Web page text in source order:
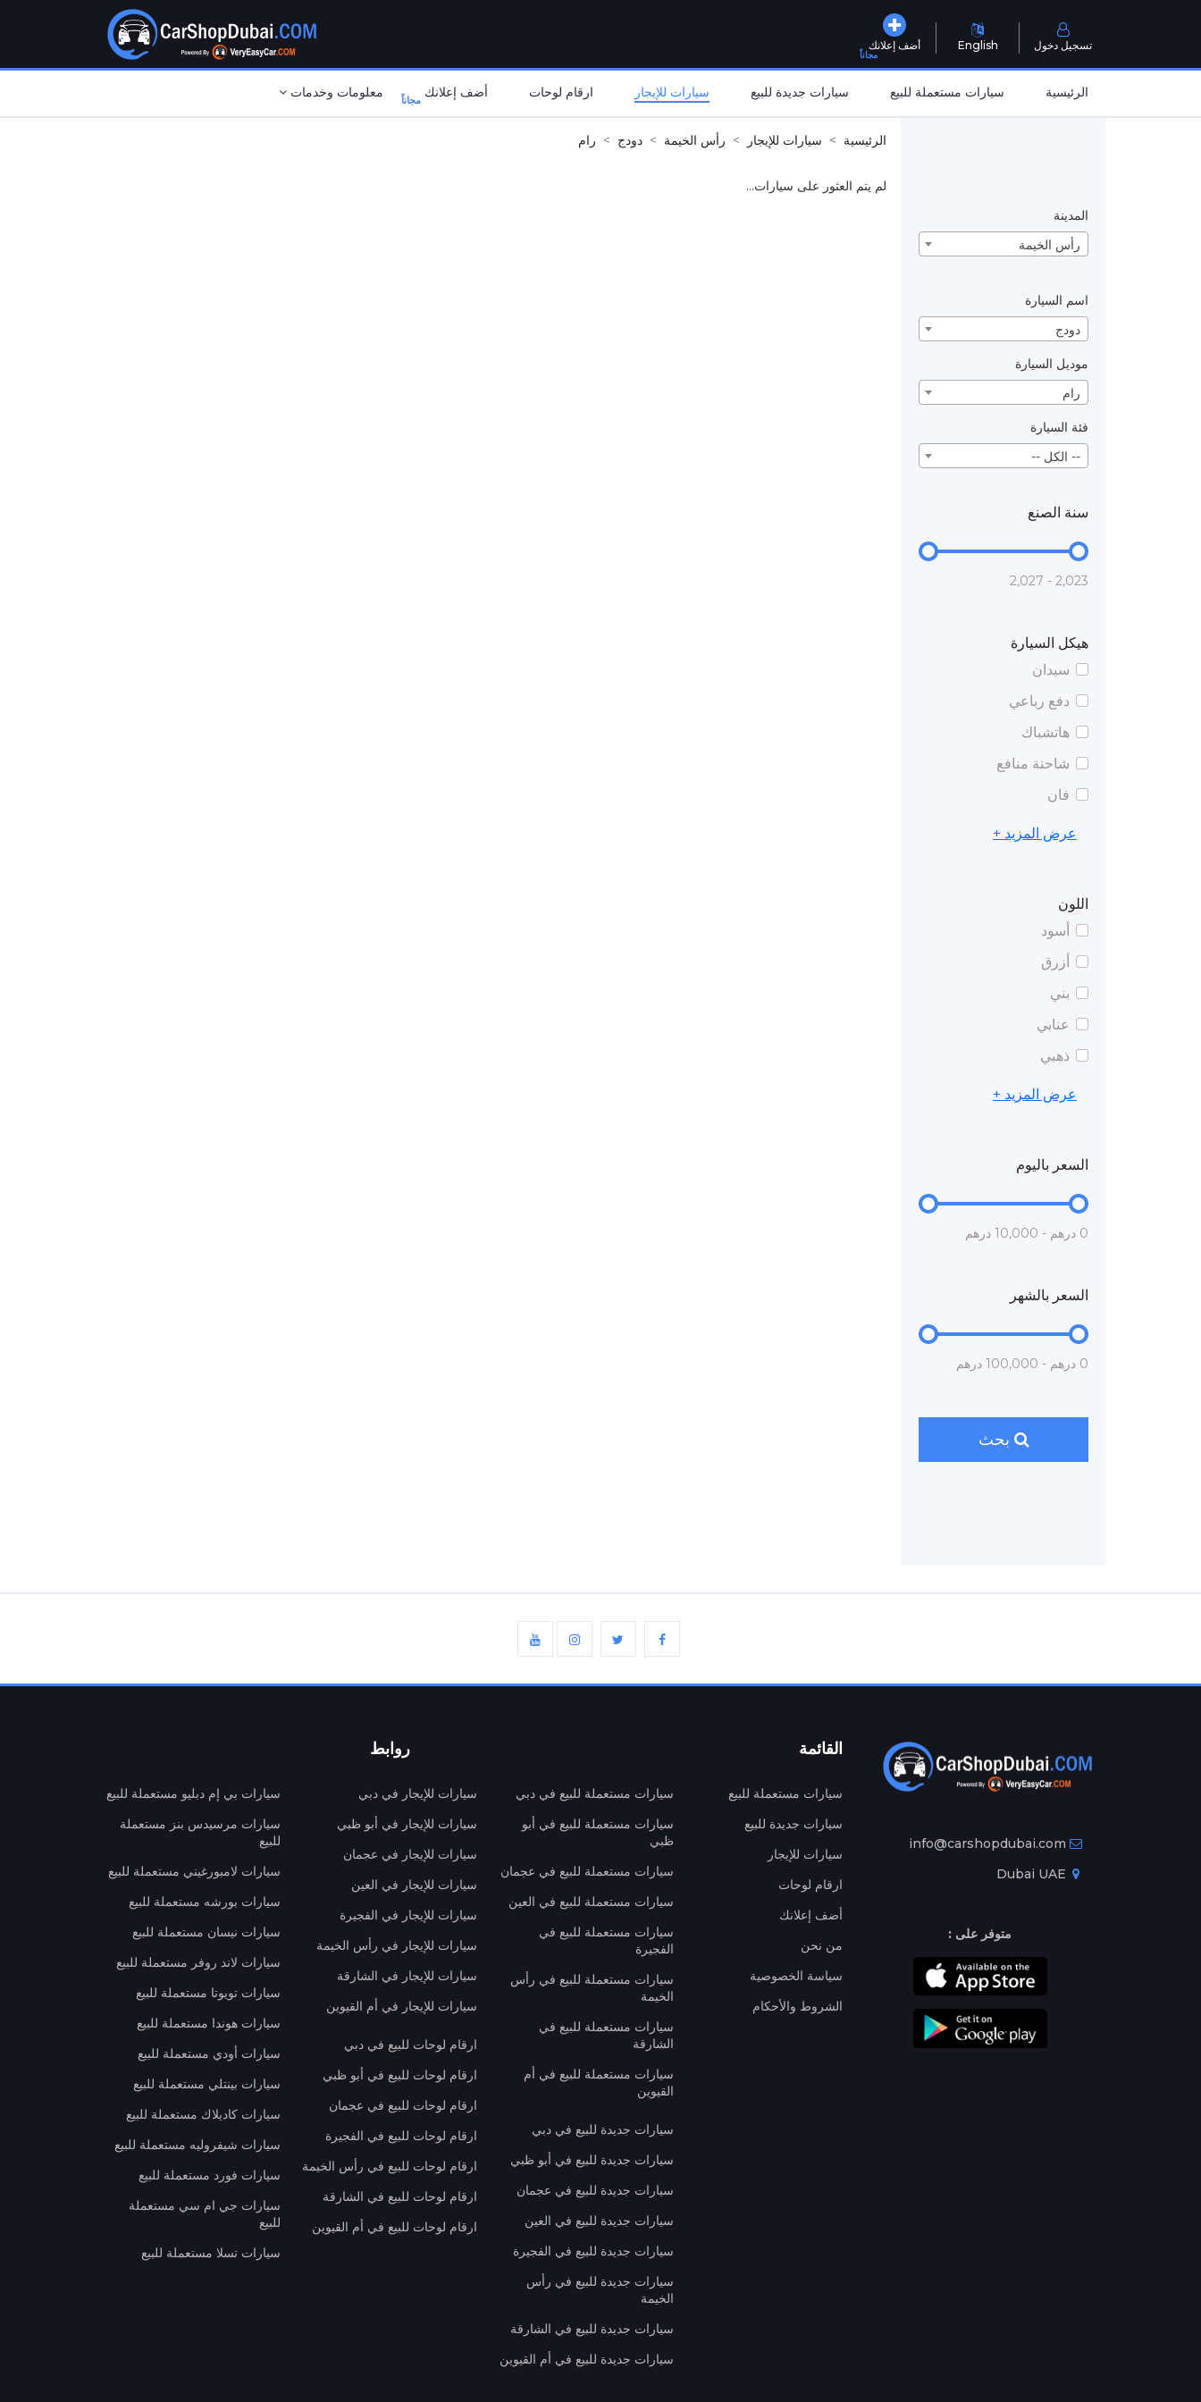
أضف إعلانك
مجاناً
English تسجيل دخول
الرئيسية سيارات مستعملة للبيع سيارات جديدة للبيع سيارات للإيجار ارقام لوحات أضف إعلانك مجاناً معلومات وخدمات
المدينة
رأس الخيمة
اسم السيارة
دودج
موديل السيارة
رام
فئة السيارة
-- الكل --
سنة الصنع
2,023 - 2,027
هيكل السيارة
سيدان
دفع رباعي
هاتشباك
شاحنة منافع
فان
عرض المزيد +
اللون
أسود
أزرق
بني
عنابي
ذهبي
عرض المزيد +
السعر باليوم
0 درهم - 10,000 درهم
السعر بالشهر
0 درهم - 100,000 درهم
بحث
الرئيسية سيارات للإيجار رأس الخيمة دودج رام
لم يتم العثور على سيارات...
info@carshopdubai.com
متوفر على :
القائمة
سيارات مستعملة للبيع
سيارات جديدة للبيع
سيارات للإيجار
ارقام لوحات
أضف إعلانك
من نحن
سياسة الخصوصية
الشروط والأحكام
روابط
سيارات مستعملة للبيع في دبي
سيارات مستعملة للبيع في أبو
ظبي
سيارات مستعملة للبيع في عجمان
سيارات مستعملة للبيع في العين
سيارات مستعملة للبيع في
الفجيرة
سيارات مستعملة للبيع في رأس
الخيمة
سيارات مستعملة للبيع في
الشارقة
سيارات مستعملة للبيع في أم
القيوين
سيارات جديدة للبيع في دبي
سيارات جديدة للبيع في أبو ظبي
سيارات جديدة للبيع في عجمان
سيارات جديدة للبيع في العين
سيارات جديدة للبيع في الفجيرة
سيارات جديدة للبيع في رأس
الخيمة
سيارات جديدة للبيع في الشارقة
سيارات جديدة للبيع في أم القيوين
سيارات للإيجار في دبي
سيارات للإيجار في أبو ظبي
سيارات للإيجار في عجمان
سيارات للإيجار في العين
سيارات للإيجار في الفجيرة
سيارات للإيجار في رأس الخيمة
سيارات للإيجار في الشارقة
سيارات للإيجار في أم القيوين
ارقام لوحات للبيع في دبي
ارقام لوحات للبيع في أبو ظبي
ارقام لوحات للبيع في عجمان
ارقام لوحات للبيع في الفجيرة
ارقام لوحات للبيع في رأس الخيمة
ارقام لوحات للبيع في الشارقة
ارقام لوحات للبيع في أم القيوين
سيارات بي إم دبليو مستعملة للبيع
سيارات مرسيدس بنز مستعملة
للبيع
سيارات لامبورغيني مستعملة للبيع
سيارات بورشه مستعملة للبيع
سيارات نيسان مستعملة للبيع
سيارات لاند روفر مستعملة للبيع
سيارات تويوتا مستعملة للبيع
سيارات هوندا مستعملة للبيع
سيارات أودي مستعملة للبيع
سيارات بينتلي مستعملة للبيع
سيارات كاديلاك مستعملة للبيع
سيارات شيفروليه مستعملة للبيع
سيارات فورد مستعملة للبيع
سيارات جي ام سي مستعملة
للبيع
سيارات تسلا مستعملة للبيع